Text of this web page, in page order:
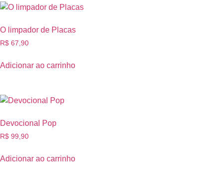
O limpador de Placas
R$ 67,90
Adicionar ao carrinho
Devocional Pop
R$ 99,90
Adicionar ao carrinho